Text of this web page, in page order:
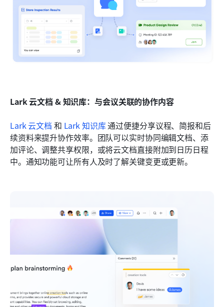
Lark 云文档 & 知识库：与会议关联的协作内容
Lark 云文档 和 Lark 知识库 通过便捷分享议程、简报和后
续资料来提升协作效率。团队可以实时协同编辑文档、添
加评论、调整共享权限，或将云文档直接附加到日历日程
中。通知功能可让所有人及时了解关键变更或更新。